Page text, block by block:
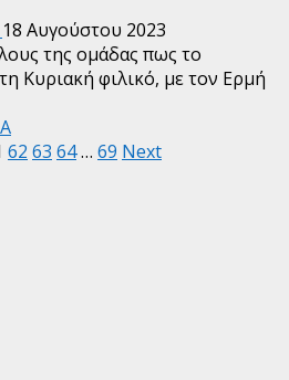
18 Αυγούστου 2023
της ομάδας πως το
Κυριακή φιλικό, με τον Ερμή
62 63 64… 69 Next